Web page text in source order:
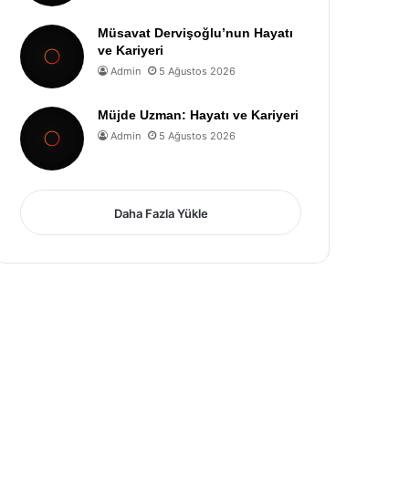
Müsavat Dervişoğlu’nun Hayatı
ve Kariyeri
Admin 5 Ağustos 2026
Müjde Uzman: Hayatı ve Kariyeri
Admin 5 Ağustos 2026
Daha Fazla Yükle